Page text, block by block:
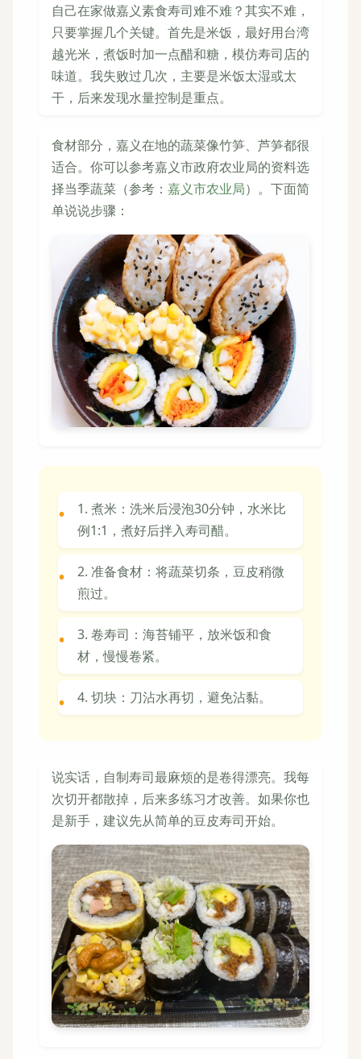
自己在家做嘉义素食寿司难不难？其实不难，
只要掌握几个关键。首先是米饭，最好用台湾
越光米，煮饭时加一点醋和糖，模仿寿司店的
味道。我失败过几次，主要是米饭太湿或太
干，后来发现水量控制是重点。
食材部分，嘉义在地的蔬菜像竹笋、芦笋都很
适合。你可以参考嘉义市政府农业局的资料选
择当季蔬菜（参考： 嘉义市农业局）。下面简
单说说步骤：
1. 煮米：洗米后浸泡30分钟，水米比
例1:1，煮好后拌入寿司醋。
2. 准备食材：将蔬菜切条，豆皮稍微
煎过。
3. 卷寿司：海苔铺平，放米饭和食
材，慢慢卷紧。
4. 切块：刀沾水再切，避免沾黏。
说实话，自制寿司最麻烦的是卷得漂亮。我每
次切开都散掉，后来多练习才改善。如果你也
是新手，建议先从简单的豆皮寿司开始。